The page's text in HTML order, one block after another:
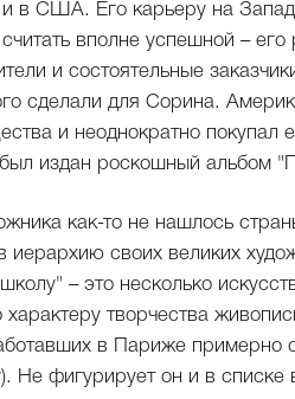
в США. Его карьеру на
вполне успешной – его
и состоятельные
сделали для Сорина.
и неоднократно покупал
издан роскошный альбом
как-то не нашлось
иерархию своих великих
– это несколько
творчества
в Париже примерно
Не фигурирует он и в